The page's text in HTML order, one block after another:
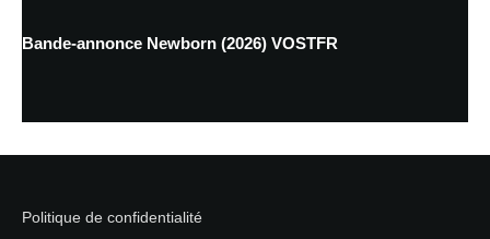
Bande-annonce Newborn (2026) VOSTFR
Politique de confidentialité